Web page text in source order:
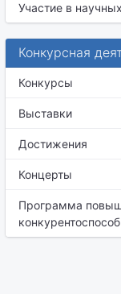
Участие в
Конкурсная
Конкурсы
Выставки
Достижения
Концерты
Программа